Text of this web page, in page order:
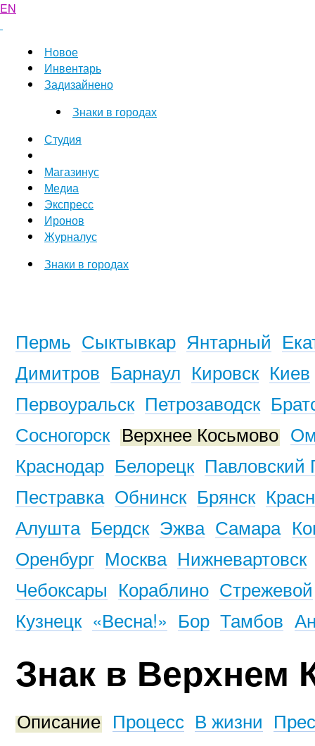
EN
Новое
Инвентарь
Задизайнено
Знаки в городах
Студия
Магазинус
Медиа
Экспресс
Иронов
Журналус
Знаки в городах
Пермь Сыктывкар Янтарный
Димитров Барнаул Кировск Киев
Первоуральск Петрозаводск
Сосногорск Верхнее Косьмово
Краснодар Белорецк Павловский
Пестравка Обнинск Брянск
Алушта Бердск Эжва Самара
Оренбург Москва Нижневартовск
Чебоксары Кораблино Стрежевой
Кузнецк «Весна!» Бор Тамбов
Знак в Верхнем
Описание Процесс В жизни